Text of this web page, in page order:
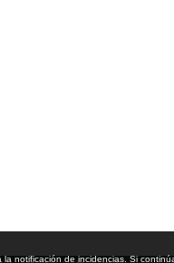
notificación de incidencias. Si